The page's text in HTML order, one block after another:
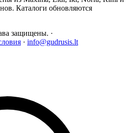
Каталоги обновляются
защищены. ·
· info@gudrusis.lt